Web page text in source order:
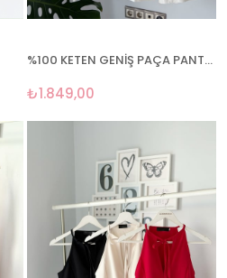
%100 KETEN GENİŞ PAÇA PANTOLON
₺1.849,00